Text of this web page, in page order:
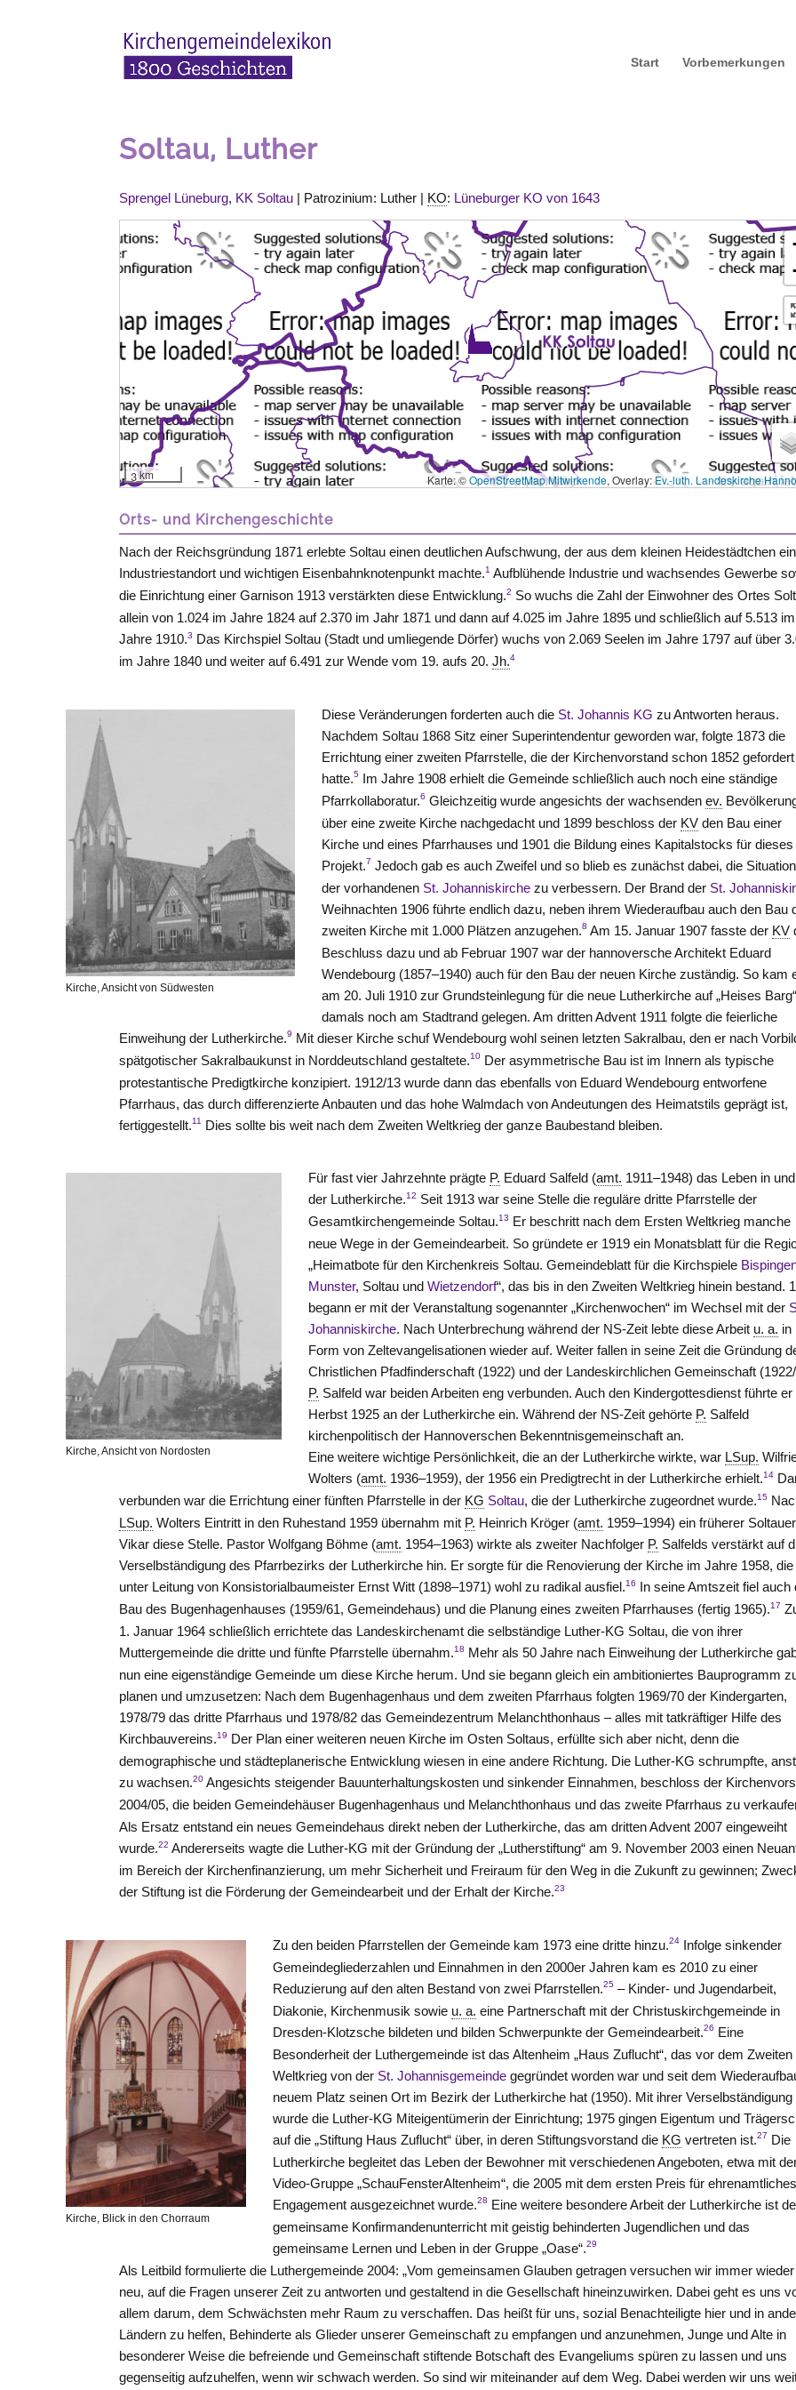
Start Vorbemerkungen
Soltau, Luther
Sprengel Lüneburg, KK Soltau | Patrozinium: Luther | KO: Lüneburger KO von 1643
3 km Karte: ©OpenStreetMap Mitwirkende, Overlay:Ev.-luth. Landeskirche
Orts- und Kirchengeschichte
Nach der Reichsgründung 1871 erlebte Soltau einen deutlichen Aufschwung, der aus dem kleinen Heidestädtchen
Industriestandort und wichtigen Eisenbahnknotenpunkt machte.1 Aufblühende Industrie und wachsendes Gewerbe
die Einrichtung einer Garnison 1913 verstärkten diese Entwicklung.2 So wuchs die Zahl der Einwohner des Ortes
allein von 1.024 im Jahre 1824 auf 2.370 im Jahr 1871 und dann auf 4.025 im Jahre 1895 und schließlich auf 5.513 im
Jahre 1910.3 Das Kirchspiel Soltau (Stadt und umliegende Dörfer) wuchs von 2.069 Seelen im Jahre 1797 auf über
im Jahre 1840 und weiter auf 6.491 zur Wende vom 19. aufs 20.Jh.4
Kirche, Ansicht von Südwesten
Diese Veränderungen forderten auch die St. Johannis KG zu Antworten heraus.
Nachdem Soltau 1868 Sitz einer Superintendentur geworden war, folgte 1873 die
Errichtung einer zweiten Pfarrstelle, die der Kirchenvorstand schon 1852 gefordert
hatte.5 Im Jahre 1908 erhielt die Gemeinde schließlich auch noch eine ständige
Pfarrkollaboratur.6 Gleichzeitig wurde angesichts der wachsendenev.
über eine zweite Kirche nachgedacht und 1899 beschloss der KV den Bau einer
Kirche und eines Pfarrhauses und 1901 die Bildung eines Kapitalstocks für dieses
Projekt.7 Jedoch gab es auch Zweifel und so blieb es zunächst dabei, die
der vorhandenen St. Johanniskirche zu verbessern. Der Brand der St.
Weihnachten 1906 führte endlich dazu, neben ihrem Wiederaufbau auch den Bau
zweiten Kirche mit 1.000 Plätzen anzugehen.8 Am 15. Januar 1907 fasste der KV
Beschluss dazu und ab Februar 1907 war der hannoversche Architekt Eduard
Wendebourg (1857–1940) auch für den Bau der neuen Kirche zuständig. So kam
am 20. Juli 1910 zur Grundsteinlegung für die neue Lutherkirche auf „Heises
damals noch am Stadtrand gelegen. Am dritten Advent 1911 folgte die feierliche
Einweihung der Lutherkirche.9 Mit dieser Kirche schuf Wendebourg wohl seinen letzten Sakralbau, den er nach
spätgotischer Sakralbaukunst in Norddeutschland gestaltete.10 Der asymmetrische Bau ist im Innern als typische
protestantische Predigtkirche konzipiert. 1912/13 wurde dann das ebenfalls von Eduard Wendebourg entworfene
Pfarrhaus, das durch differenzierte Anbauten und das hohe Walmdach von Andeutungen des Heimatstils geprägt ist,
fertiggestellt.11 Dies sollte bis weit nach dem Zweiten Weltkrieg der ganze Baubestand bleiben.
Kirche, Ansicht von Nordosten
Für fast vier Jahrzehnte prägte P. Eduard Salfeld (amt. 1911–1948) das Leben in
der Lutherkirche.12 Seit 1913 war seine Stelle die reguläre dritte Pfarrstelle der
Gesamtkirchengemeinde Soltau.13 Er beschritt nach dem Ersten Weltkrieg manche
neue Wege in der Gemeindearbeit. So gründete er 1919 ein Monatsblatt für die
„Heimatbote für den Kirchenkreis Soltau. Gemeindeblatt für die Kirchspiele
Munster, Soltau undWietzendorf“, das bis in den Zweiten Weltkrieg hinein bestand.
begann er mit der Veranstaltung sogenannter „Kirchenwochen“ im Wechsel mit der
Johanniskirche. Nach Unterbrechung während der NS-Zeit lebte diese Arbeit u. a. in
Form von Zeltevangelisationen wieder auf. Weiter fallen in seine Zeit die Gründung
Christlichen Pfadfinderschaft (1922) und der Landeskirchlichen Gemeinschaft
P. Salfeld war beiden Arbeiten eng verbunden. Auch den Kindergottesdienst führte er
Herbst 1925 an der Lutherkirche ein. Während der NS-Zeit gehörte P. Salfeld
kirchenpolitisch der Hannoverschen Bekenntnisgemeinschaft an.
Eine weitere wichtige Persönlichkeit, die an der Lutherkirche wirkte, war LSup.
Wolters (amt. 1936–1959), der 1956 ein Predigtrecht in der Lutherkirche erhielt.14
verbunden war die Errichtung einer fünften Pfarrstelle in der KG Soltau, die der Lutherkirche zugeordnet wurde.15
LSup. Wolters Eintritt in den Ruhestand 1959 übernahm mit P. Heinrich Kröger (amt. 1959–1994) ein früherer Soltauer
Vikar diese Stelle. Pastor Wolfgang Böhme (amt. 1954–1963) wirkte als zweiter Nachfolger P. Salfelds verstärkt auf
Verselbständigung des Pfarrbezirks der Lutherkirche hin. Er sorgte für die Renovierung der Kirche im Jahre 1958, die
unter Leitung von Konsistorialbaumeister Ernst Witt (1898–1971) wohl zu radikal ausfiel.16 In seine Amtszeit fiel auch
Bau des Bugenhagenhauses (1959/61, Gemeindehaus) und die Planung eines zweiten Pfarrhauses (fertig 1965).17
1. Januar 1964 schließlich errichtete das Landeskirchenamt die selbständige Luther-KG Soltau, die von ihrer
Muttergemeinde die dritte und fünfte Pfarrstelle übernahm.18 Mehr als 50 Jahre nach Einweihung der Lutherkirche
nun eine eigenständige Gemeinde um diese Kirche herum. Und sie begann gleich ein ambitioniertes Bauprogramm
planen und umzusetzen: Nach dem Bugenhagenhaus und dem zweiten Pfarrhaus folgten 1969/70 der Kindergarten,
1978/79 das dritte Pfarrhaus und 1978/82 das Gemeindezentrum Melanchthonhaus – alles mit tatkräftiger Hilfe des
Kirchbauvereins.19 Der Plan einer weiteren neuen Kirche im Osten Soltaus, erfüllte sich aber nicht, denn die
demographische und städteplanerische Entwicklung wiesen in eine andere Richtung. Die Luther-KG schrumpfte,
zu wachsen.20 Angesichts steigender Bauunterhaltungskosten und sinkender Einnahmen, beschloss der
2004/05, die beiden Gemeindehäuser Bugenhagenhaus und Melanchthonhaus und das zweite Pfarrhaus zu
Als Ersatz entstand ein neues Gemeindehaus direkt neben der Lutherkirche, das am dritten Advent 2007 eingeweiht
wurde.22 Andererseits wagte die Luther-KG mit der Gründung der „Lutherstiftung“ am 9. November 2003 einen
im Bereich der Kirchenfinanzierung, um mehr Sicherheit und Freiraum für den Weg in die Zukunft zu gewinnen;
der Stiftung ist die Förderung der Gemeindearbeit und der Erhalt der Kirche.23
Kirche, Blick in den Chorraum
Zu den beiden Pfarrstellen der Gemeinde kam 1973 eine dritte hinzu.24 Infolge sinkender
Gemeindegliederzahlen und Einnahmen in den 2000er Jahren kam es 2010 zu einer
Reduzierung auf den alten Bestand von zwei Pfarrstellen.25 – Kinder- und Jugendarbeit,
Diakonie, Kirchenmusik sowie u. a. eine Partnerschaft mit der Christuskirchgemeinde in
Dresden-Klotzsche bildeten und bilden Schwerpunkte der Gemeindearbeit.26 Eine
Besonderheit der Luthergemeinde ist das Altenheim „Haus Zuflucht“, das vor dem Zweiten
Weltkrieg von der St. Johannisgemeinde gegründet worden war und seit dem
neuem Platz seinen Ort im Bezirk der Lutherkirche hat (1950). Mit ihrer Verselbständigung
wurde die Luther-KG Miteigentümerin der Einrichtung; 1975 gingen Eigentum und
auf die „Stiftung Haus Zuflucht“ über, in deren Stiftungsvorstand die KG vertreten ist.27 Die
Lutherkirche begleitet das Leben der Bewohner mit verschiedenen Angeboten, etwa mit
Video-Gruppe „SchauFensterAltenheim“, die 2005 mit dem ersten Preis für ehrenamtliches
Engagement ausgezeichnet wurde.28 Eine weitere besondere Arbeit der Lutherkirche ist
gemeinsame Konfirmandenunterricht mit geistig behinderten Jugendlichen und das
gemeinsame Lernen und Leben in der Gruppe „Oase“.29
Als Leitbild formulierte die Luthergemeinde 2004: „Vom gemeinsamen Glauben getragen versuchen wir immer wieder
neu, auf die Fragen unserer Zeit zu antworten und gestaltend in die Gesellschaft hineinzuwirken. Dabei geht es uns
allem darum, dem Schwächsten mehr Raum zu verschaffen. Das heißt für uns, sozial Benachteiligte hier und in
Ländern zu helfen, Behinderte als Glieder unserer Gemeinschaft zu empfangen und anzunehmen, Junge und Alte in
besonderer Weise die befreiende und Gemeinschaft stiftende Botschaft des Evangeliums spüren zu lassen und uns
gegenseitig aufzuhelfen, wenn wir schwach werden. So sind wir miteinander auf dem Weg. Dabei werden wir uns